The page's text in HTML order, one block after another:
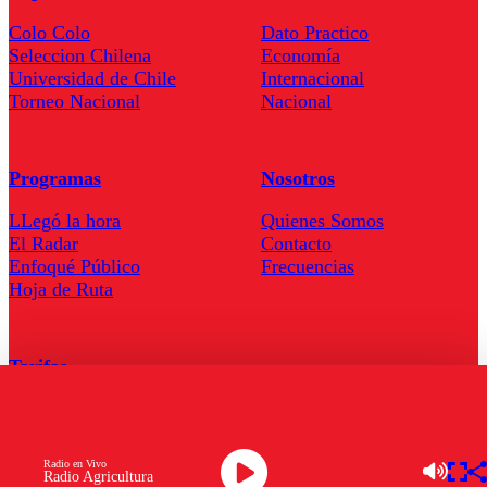
Radio Agricultura
Radio en Vivo
Colo Colo
Seleccion Chilena
Universidad de Chile
Torneo Nacional
Dato Practico
Economía
Internacional
Nacional
Programas
LLegó la hora
El Radar
Enfoqué Público
Hoja de Ruta
Nosotros
Quienes Somos
Contacto
Frecuencias
Tarifas